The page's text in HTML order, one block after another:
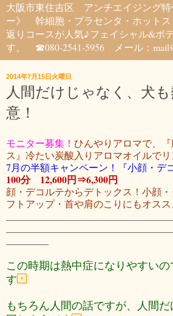
大阪市東住吉区 アンチエイジング特
ー》 幹細胞・プラセンタ・ホット
返りコースが人気♪フェイシャル&ボ
す。 ☎080-2541-5956 メール：
2014年7月15日火曜日
人間だけじゃなく、犬
意！
モニター募集！ ひんやりアロマで、
ス』冷たい炭酸入りアロマオイルで
7月の半額キャンペーン！『小顔・デ
100分 12,600円⇒6,300円
顔・デコルテからデトックス！小顔
フトアップ・首や肩のこりにもオス
この時期は熱中症になりやすい
す
もちろん人間の話ですが、
人間